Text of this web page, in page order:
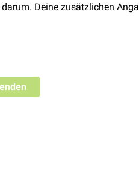
Deine zusätzlichen